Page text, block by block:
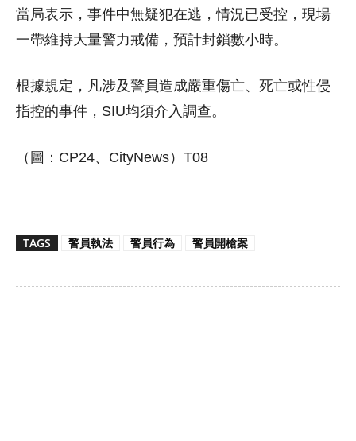
當局表示，事件中無疑犯在逃，情況已受控，現場
一帶維持大量警力戒備，預計封鎖數小時。
根據規定，凡涉及警員造成嚴重傷亡、死亡或性侵
指控的事件，SIU均須介入調查。
（圖：CP24、CityNews）T08
TAGS 警員執法 警員行為 警員開槍案